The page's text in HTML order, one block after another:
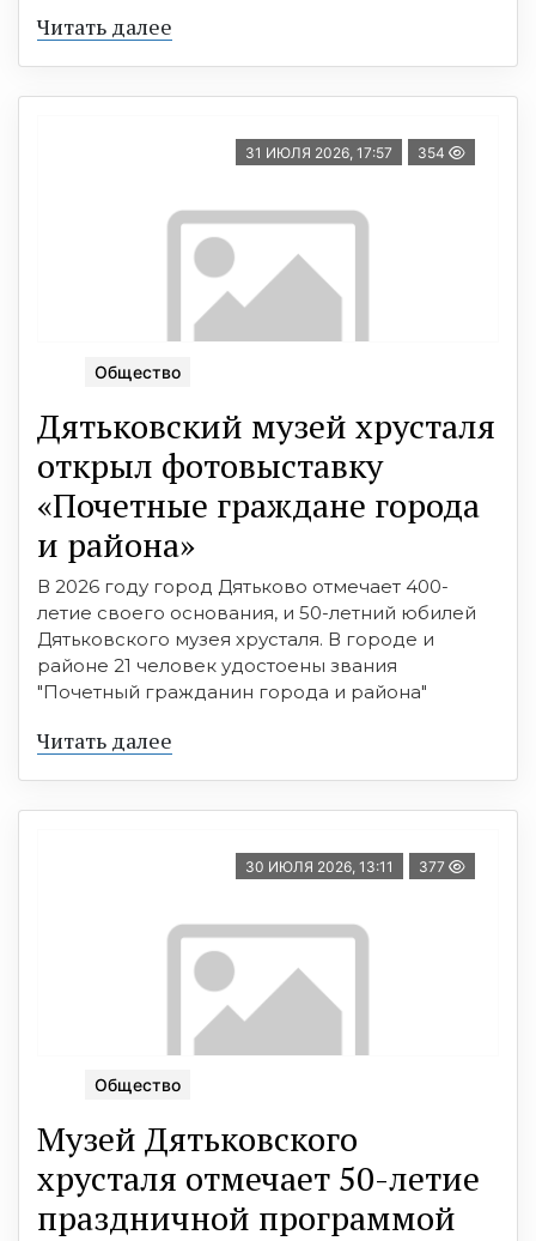
Читать далее
31 ИЮЛЯ 2026, 17:57 354
Общество
Дятьковский музей хрусталя
открыл фотовыставку
«Почетные граждане города
и района»
В 2026 году город Дятьково отмечает 400-
летие своего основания, и 50-летний юбилей
Дятьковского музея хрусталя. В городе и
районе 21 человек удостоены звания
"Почетный гражданин города и района"
Читать далее
30 ИЮЛЯ 2026, 13:11 377
Общество
Музей Дятьковского
хрусталя отмечает 50-летие
праздничной программой